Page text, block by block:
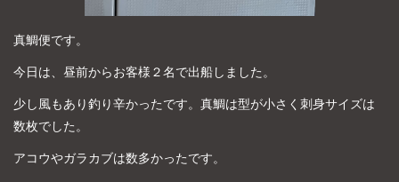
真鯛便です。
今日は、昼前からお客様２名で出船しました。
少し風もあり釣り辛かったです。真鯛は型が小さく刺身サイズは
数枚でした。
アコウやガラカブは数多かったです。